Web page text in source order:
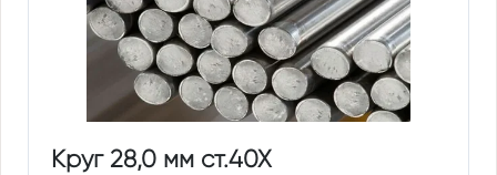
Круг 28,0 мм ст.40Х